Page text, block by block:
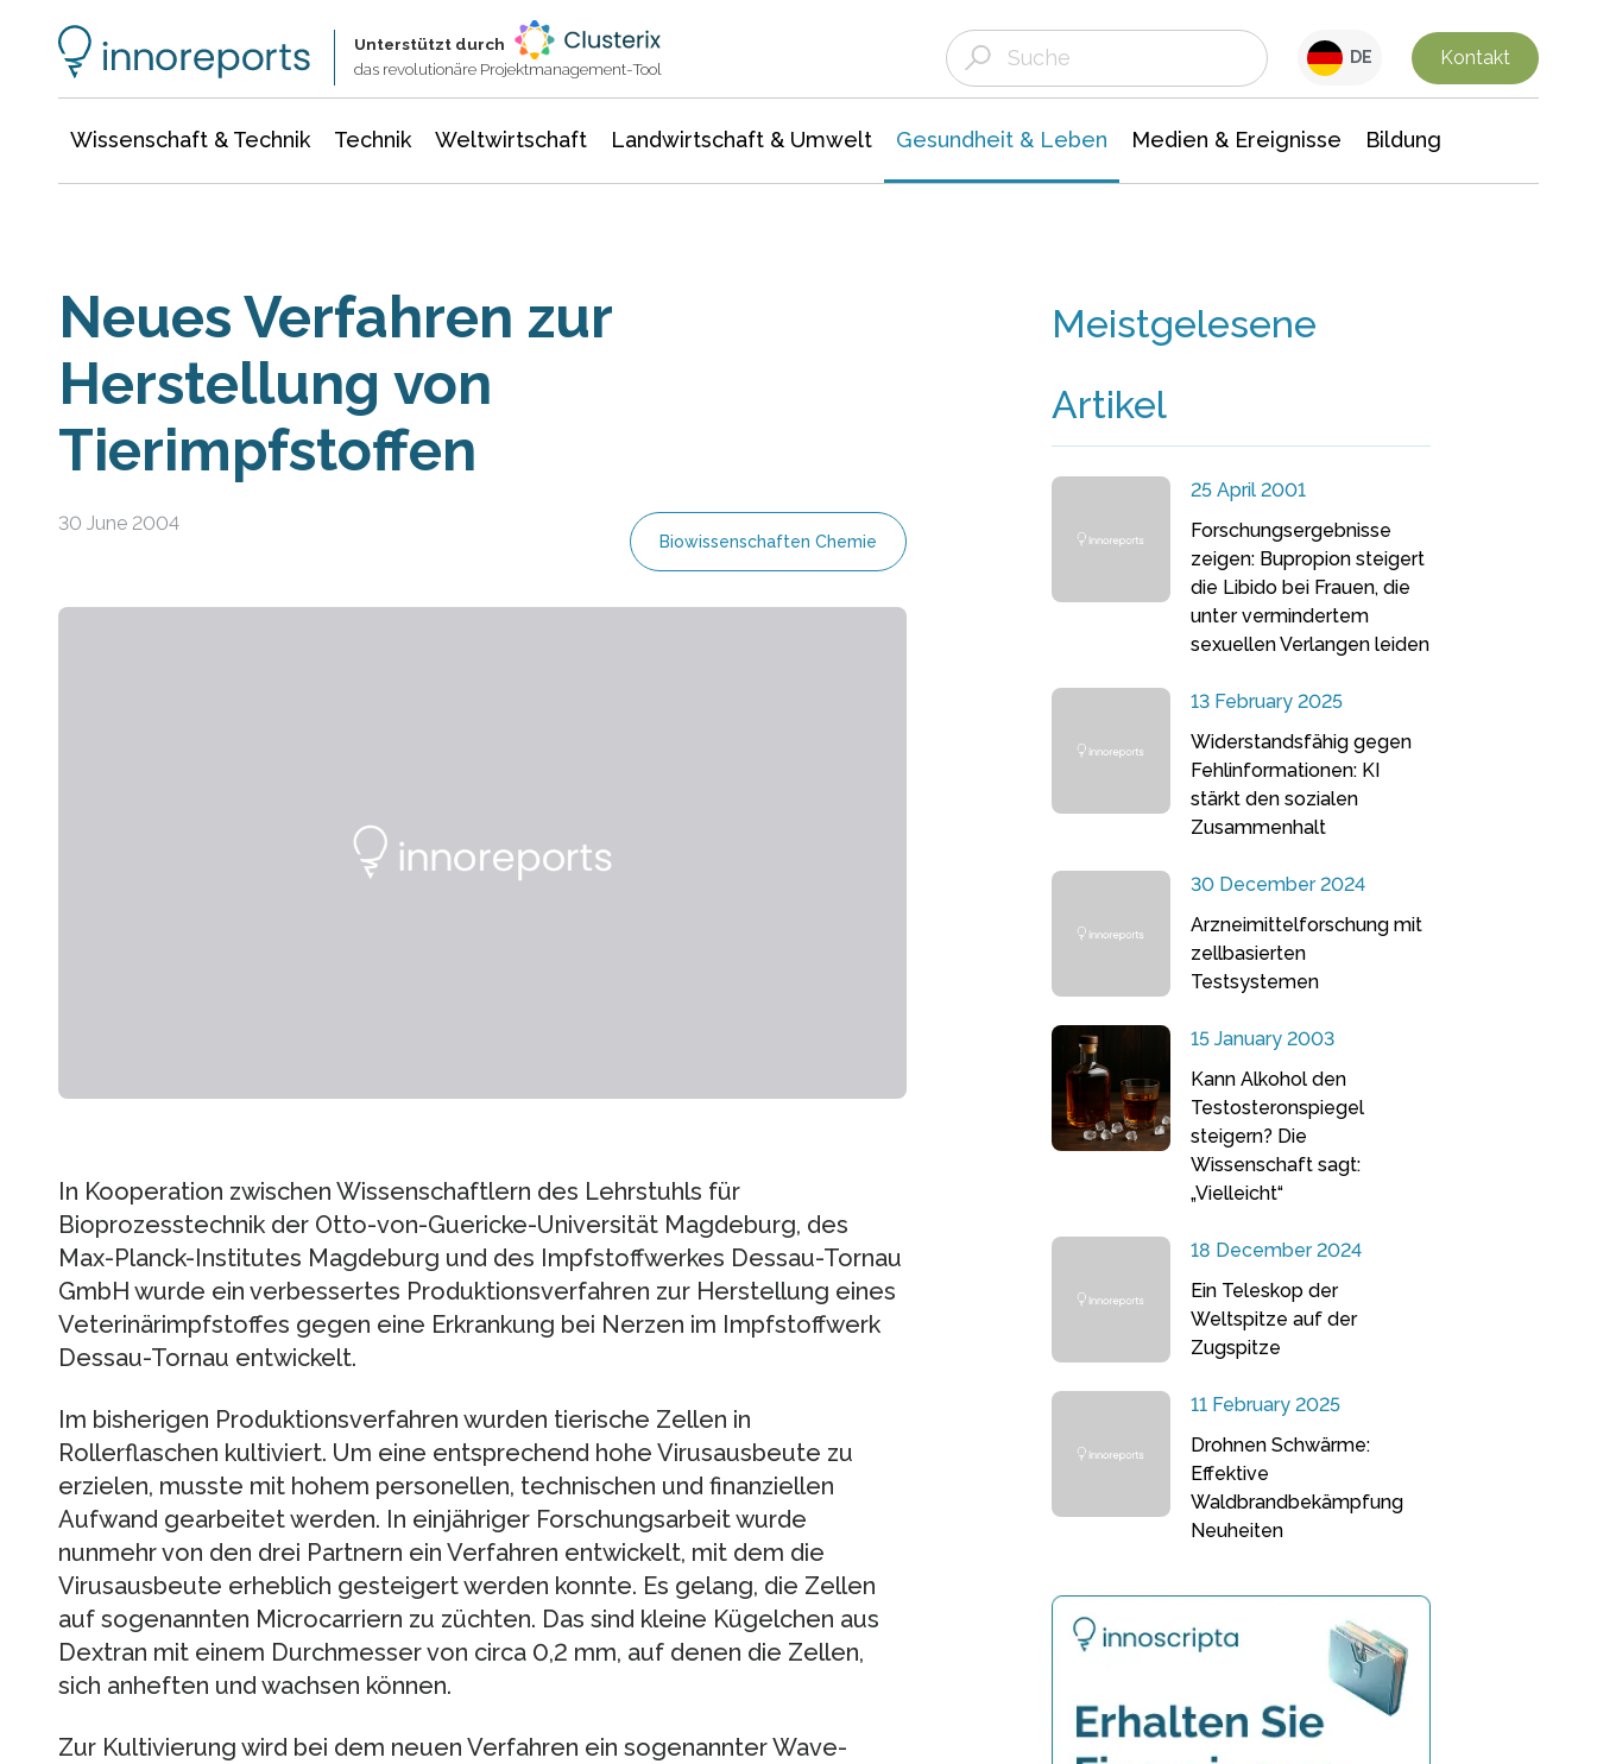
Unterstützt durch
das revolutionäre Projektmanagement-Tool
DE Kontakt
Wissenschaft & Technik Technik Weltwirtschaft Landwirtschaft & Umwelt Gesundheit & Leben Medien & Ereignisse Bildung
Neues Verfahren zur
Herstellung von
Tierimpfstoffen
30 June 2004
Biowissenschaften Chemie
In Kooperation zwischen Wissenschaftlern des Lehrstuhls für
Bioprozesstechnik der Otto-von-Guericke-Universität Magdeburg, des
Max-Planck-Institutes Magdeburg und des Impfstoffwerkes Dessau-Tornau
GmbH wurde ein verbessertes Produktionsverfahren zur Herstellung eines
Veterinärimpfstoffes gegen eine Erkrankung bei Nerzen im Impfstoffwerk
Dessau-Tornau entwickelt.
Im bisherigen Produktionsverfahren wurden tierische Zellen in
Rollerflaschen kultiviert. Um eine entsprechend hohe Virusausbeute zu
erzielen, musste mit hohem personellen, technischen und finanziellen
Aufwand gearbeitet werden. In einjähriger Forschungsarbeit wurde
nunmehr von den drei Partnern ein Verfahren entwickelt, mit dem die
Virusausbeute erheblich gesteigert werden konnte. Es gelang, die Zellen
auf sogenannten Microcarriern zu züchten. Das sind kleine Kügelchen aus
Dextran mit einem Durchmesser von circa 0,2 mm, auf denen die Zellen,
sich anheften und wachsen können.
Zur Kultivierung wird bei dem neuen Verfahren ein sogenannter Wave-
Meistgelesene
Artikel
25 April 2001
Forschungsergebnisse
zeigen: Bupropion steigert
die Libido bei Frauen, die
unter vermindertem
sexuellen Verlangen leiden
13 February 2025
Widerstandsfähig gegen
Fehlinformationen: KI
stärkt den sozialen
Zusammenhalt
30 December 2024
Arzneimittelforschung mit
zellbasierten
Testsystemen
15 January 2003
Kann Alkohol den
Testosteronspiegel
steigern? Die
Wissenschaft sagt:
„Vielleicht“
18 December 2024
Ein Teleskop der
Weltspitze auf der
Zugspitze
11 February 2025
Drohnen Schwärme:
Effektive
Waldbrandbekämpfung
Neuheiten